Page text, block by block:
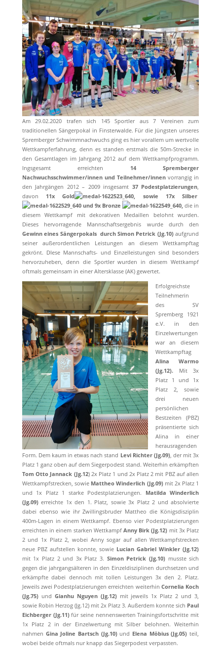
Am 29.02.2020 trafen sich 145 Sportler aus 7 Vereinen zum
traditionellen Sängerpokal in Finsterwalde. Für die Jüngsten unseres
Spremberger Schwimmnachwuchs ging es hier vorallem um wertvolle
Wettkampferfahrung, denn es standen erstmals die 50m-Strecke in
den Gesamtlagen im Jahrgang 2012 auf dem Wettkampfprogramm.
Ingsgesamt erreichten 14 Spremberger
Nachwuchsschwimmer/innen und Teilnehmer/innen vorrangig in
den Jahrgängen 2012 – 2009 insgesamt 37 Podestplatzierungen,
davon 11x Gold
, sowie 17x Silber
und 9x Bronze
, die in
diesem Wettkampf mit dekorativen Medaillen belohnt wurden.
Dieses hervorragende Mannschaftsergebnis wurde durch den
Gewinn eines Sängerpokals durch Simon Petrick (Jg.10)aufgrund
seiner außerordentlichen Leistungen an diesem Wettkampftag
gekrönt. DIese Mannschafts- und Einzelleistungen sind besonders
hervorzuheben, denn die Sportler wurden in diesem Wettkampf
oftmals gemeinsam in einer Altersklasse (AK) gewertet.
Erfolgreichste
Teilnehmerin
des SV
Spremberg 1921
e.V. in den
Einzelwertungen
war an diesem
Wettkampftag
Alina Warmo
(Jg.12). Mit 3x
Platz 1 und 1x
Platz 2, sowie
drei neuen
persönlichen
Bestzeiten (PBZ)
präsentierte sich
Alina in einer
herausragenden
Form. Dem kaum in etwas nach stand Levi Richter (Jg.09), der mit 3x
Platz 1 ganz oben auf dem Siegerpodest stand. Weiterhin erkämpften
Tom Otto Jannack (Jg.12) 2x Platz 1 und 2x Platz 2 mit PBZ auf allen
Wettkampfstrecken, sowie Mattheo Winderlich (Jg.09)mit 2x Platz 1
und 1x Platz 1 starke Podestplatzierungen. Matilda Winderlich
(Jg.09)erreichte 1x den 1. Platz, sowie 3x Platz 2 und absolvierte
dabei ebenso wie ihr Zwillingsbruder Mattheo die Königsdisziplin
400m-Lagen in einem Wettkampf. Ebenso vier Podestplatzierungen
erreichten in einem starken Wettkampf Anny Birk (Jg.12) mit 3x Platz
2 und 1x Platz 2, wobei Anny sogar auf allen Wettkampfstrecken
neue PBZ aufstellen konnte, sowie Lucian Gabriel Winkler (Jg.12)
mit 1x Platz 2 und 3x Platz 3. Simon Petrick (Jg.10)musste sich
gegen die jahrgangsälteren in den Einzeldisziplinen durchsetzen und
erkämpfte dabei dennoch mit tollen Leistungen 3x den 2. Platz.
Jeweils zwei Podestplatzierungen erreichten weiterhin Cornelia Koch
(Jg.75)und Gianhu Nguyen (Jg.12)mit jeweils 1x Platz 2 und 3,
sowie Robin Herzog (Jg.12) mit 2x Platz 3. Außerdem konnte sich Paul
Eichberger (Jg.11)für seine nennenswerten Trainingsfortschritte mit
1x Platz 2 in der Einzelwertung mit Silber belohnen. Weiterhin
nahmen Gina Joline Bartsch (Jg.10)und Elena Möbius (Jg.05) teil,
wobei beide oftmals nur knapp das Siegerpodest verpassten.